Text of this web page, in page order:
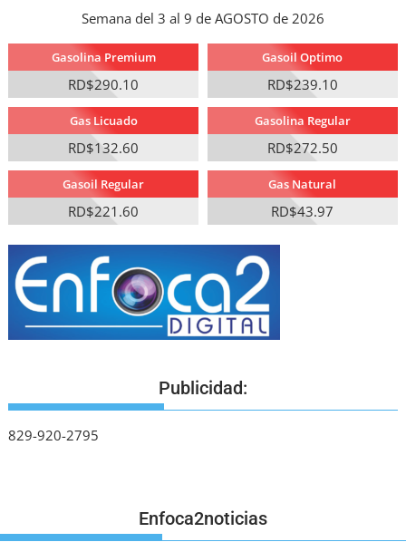
Semana del 3 al 9 de AGOSTO de 2026
Gasolina Premium
RD$290.10
Gasoil Optimo
RD$239.10
Gas Licuado
RD$132.60
Gasolina Regular
RD$272.50
Gasoil Regular
RD$221.60
Gas Natural
RD$43.97
Publicidad:
829-920-2795
Enfoca2noticias